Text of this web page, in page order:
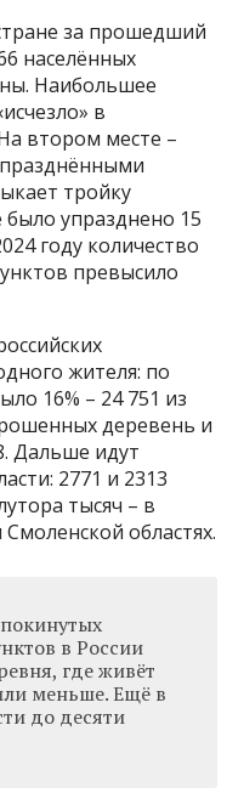
за прошедший
населённых
Наибольшее
в
втором месте –
тройку
упразднено 15
году количество
превысило
жителя: по
16% – 24 751 из
деревень и
Дальше идут
2771 и 2313
тысяч – в
областях.
в России
где живёт
меньше. Ещё в
до десяти